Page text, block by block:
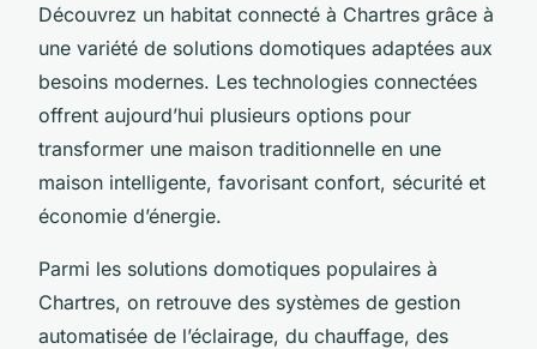
Découvrez un habitat connecté à Chartres grâce à
une variété de solutions domotiques adaptées aux
besoins modernes. Les technologies connectées
offrent aujourd’hui plusieurs options pour
transformer une maison traditionnelle en une
maison intelligente, favorisant confort, sécurité et
économie d’énergie.
Parmi les solutions domotiques populaires à
Chartres, on retrouve des systèmes de gestion
automatisée de l’éclairage, du chauffage, des